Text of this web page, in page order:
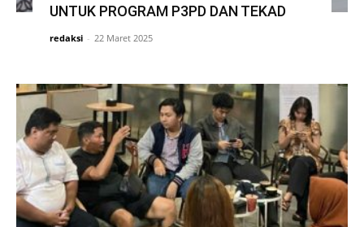
UNTUK PROGRAM P3PD DAN TEKAD
redaksi - 22 Maret 2025